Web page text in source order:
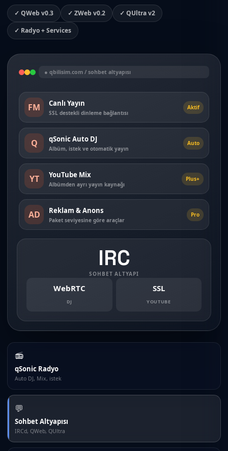
✓ QWeb v0.3 ✓ ZWeb v0.2
✓ QUltra v2
✓ Radyo + Services
● qbilisim.com / sohbet altyapısı
FM Canlı Yayın
SSL destekli dinleme bağlantısı
Aktif
Q qSonic Auto DJ
Albüm, istek ve otomatik yayın
Auto
YT YouTube Mix
Albümden ayrı yayın kaynağı
Plus+
AD Reklam & Anons
Paket seviyesine göre araçlar
Pro
IRC
SOHBET ALTYAPI
WebRTC
DJ
SSL
YOUTUBE
📻
qSonic Radyo
Auto DJ, Mix, istek
💬
Sohbet Altyapısı
IRCd, QWeb, QUltra